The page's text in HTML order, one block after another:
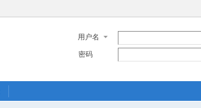
用户名
密码